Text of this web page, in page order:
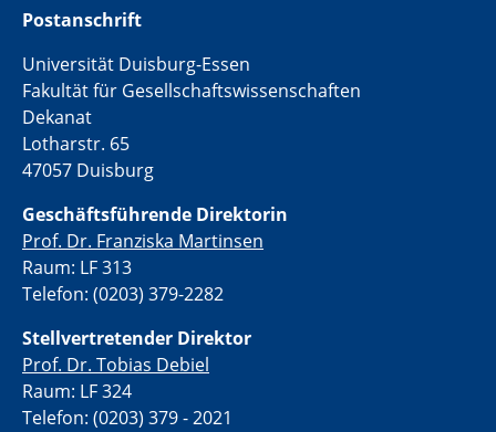
Postanschrift
Universität Duisburg-Essen
Fakultät für Gesellschaftswissenschaften
Dekanat
Lotharstr. 65
47057 Duisburg
Geschäftsführende Direktorin
Prof. Dr. Franziska Martinsen
Raum: LF 313
Telefon: (0203) 379-2282
Stellvertretender Direktor
Prof. Dr. Tobias Debiel
Raum: LF 324
Telefon: (0203) 379 - 2021